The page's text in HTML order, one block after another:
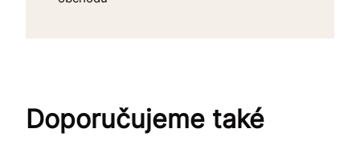
Doporučujeme také